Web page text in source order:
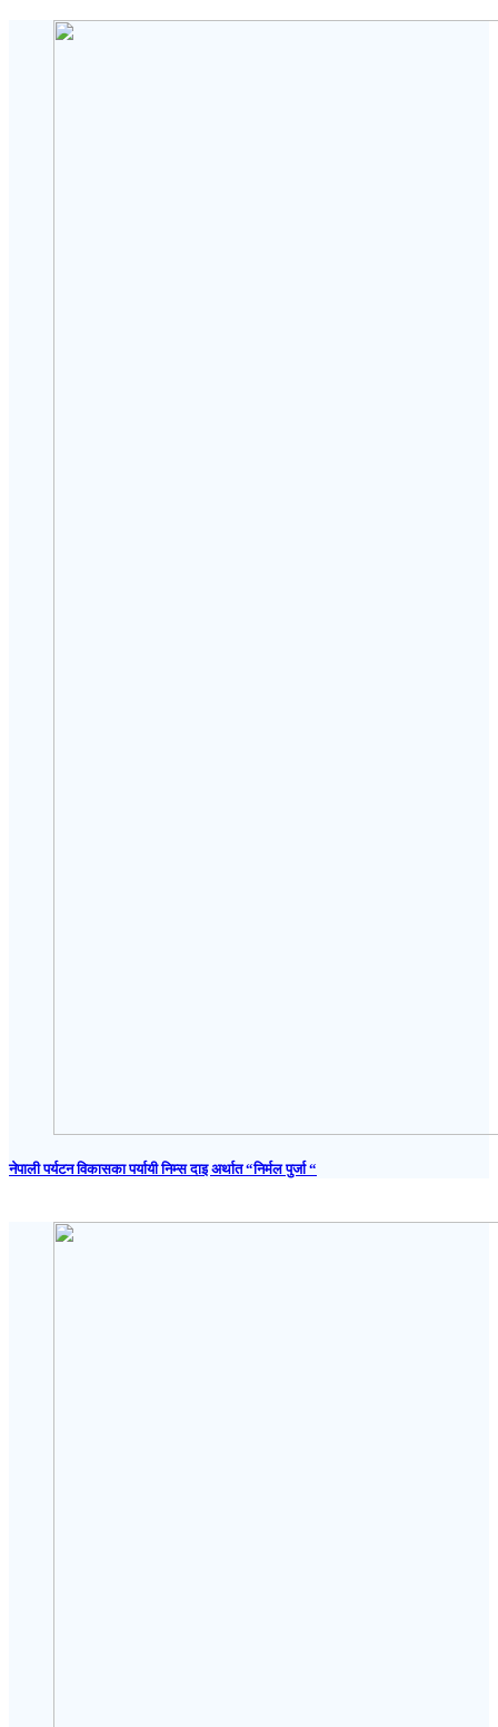
नेपाली पर्यटन विकासका पर्यायी निम्स दाइ अर्थात “निर्मल पुर्जा “